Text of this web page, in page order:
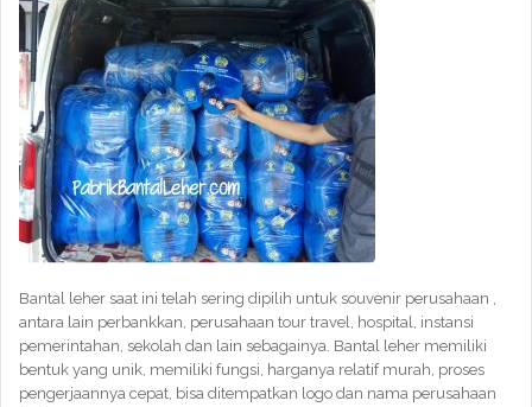
Bantal leher saat ini telah sering dipilih untuk souvenir perusahaan ,
antara lain perbankkan, perusahaan tour travel, hospital, instansi
pemerintahan, sekolah dan lain sebagainya. Bantal leher memiliki
bentuk yang unik, memiliki fungsi, harganya relatif murah, proses
pengerjaannya cepat, bisa ditempatkan logo dan nama perusahaan